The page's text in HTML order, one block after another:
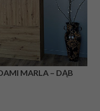
MARLA – DĄB